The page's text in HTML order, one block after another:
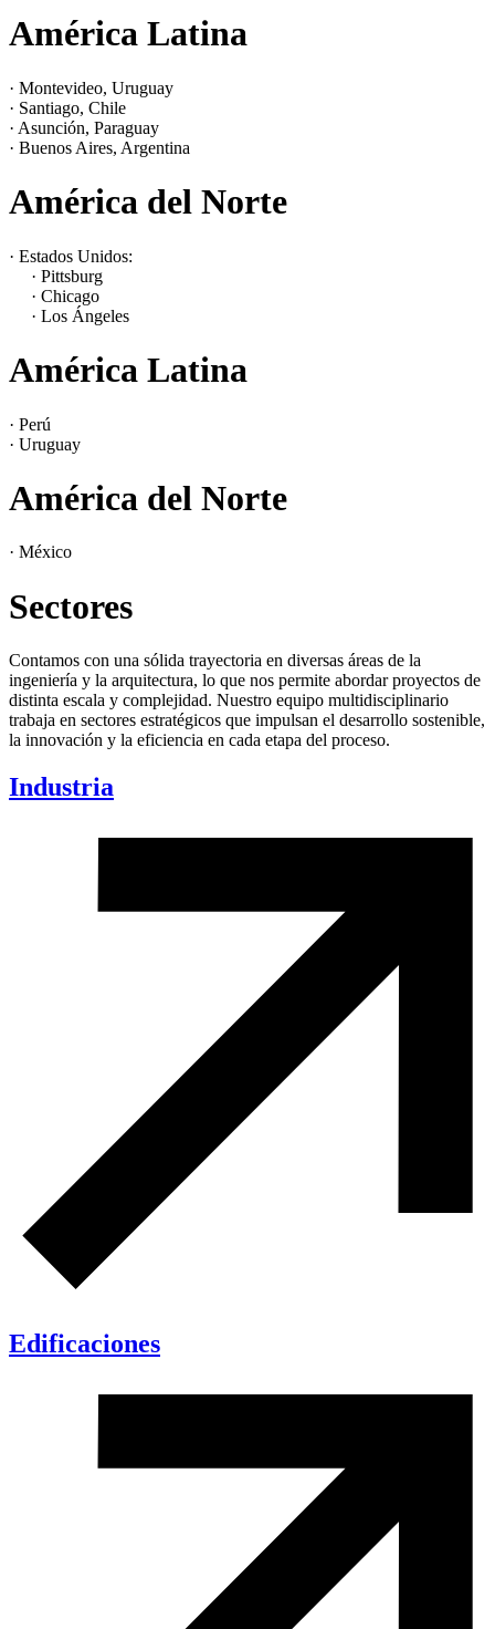
América Latina
· Montevideo, Uruguay
· Santiago, Chile
· Asunción, Paraguay
· Buenos Aires, Argentina
América del Norte
· Estados Unidos:
· Pittsburg
· Chicago
· Los Ángeles
América Latina
· Perú
· Uruguay
América del Norte
· México
Sectores
Contamos con una sólida trayectoria en diversas áreas de la
ingeniería y la arquitectura, lo que nos permite abordar proyectos de
distinta escala y complejidad. Nuestro equipo multidisciplinario
trabaja en sectores estratégicos que impulsan el desarrollo sostenible,
la innovación y la eficiencia en cada etapa del proceso.
Industria
Edificaciones